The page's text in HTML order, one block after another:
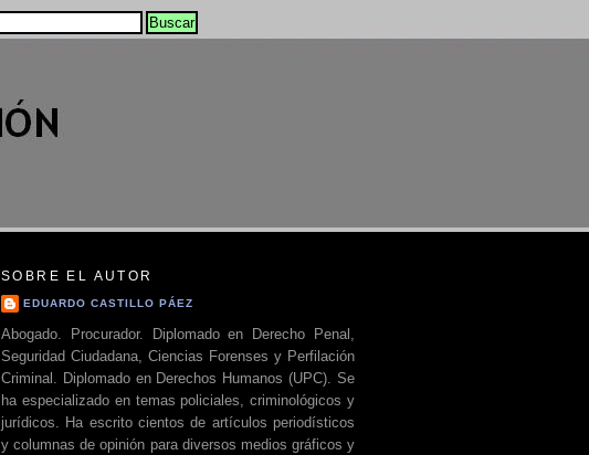
SOBRE EL AUTOR
EDUARDO CASTILLO PÁEZ
Abogado. Procurador. Diplomado en Derecho Penal,
Seguridad Ciudadana, Ciencias Forenses y Perfilación
Criminal. Diplomado en Derechos Humanos (UPC). Se
ha especializado en temas policiales, criminológicos y
jurídicos. Ha escrito cientos de artículos periodísticos
y columnas de opinión para diversos medios gráficos y